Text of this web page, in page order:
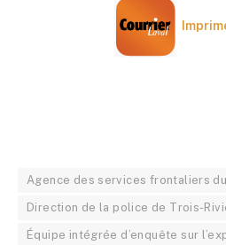
Agence des services frontaliers du
Direction de la police de Trois-
Équipe intégrée d’enquête sur